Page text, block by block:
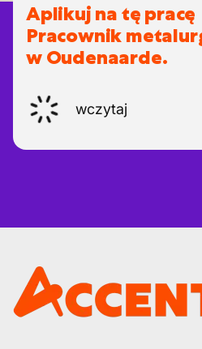
Aplikuj na tę pracę
Pracownik
w Oudenaarde.
wczytaj